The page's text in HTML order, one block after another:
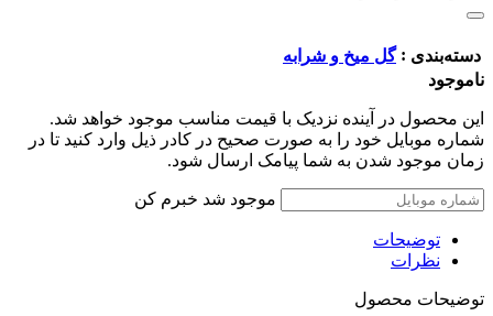
دسته‌بندی : گل میخ و شرابه
ناموجود
این محصول در آینده نزدیک با قیمت مناسب موجود خواهد شد.
شماره موبایل خود را به صورت صحیح در کادر ذیل وارد کنید تا در
زمان موجود شدن به شما پیامک ارسال شود.
موجود شد خبرم کن
توضیحات
نظرات
توضیحات محصول